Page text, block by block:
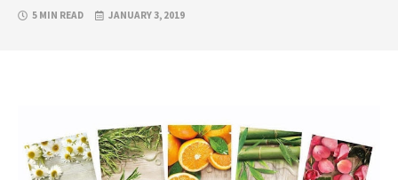
5 MIN READ JANUARY 3, 2019